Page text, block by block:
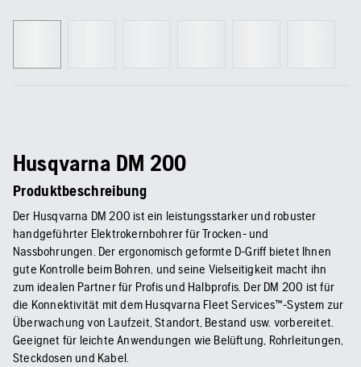
Husqvarna DM 200
Produktbeschreibung
Der Husqvarna DM 200 ist ein leistungsstarker und robuster
handgeführter Elektrokernbohrer für Trocken- und
Nassbohrungen. Der ergonomisch geformte D-Griff bietet Ihnen
gute Kontrolle beim Bohren, und seine Vielseitigkeit macht ihn
zum idealen Partner für Profis und Halbprofis. Der DM 200 ist für
die Konnektivität mit dem Husqvarna Fleet Services™-System zur
Überwachung von Laufzeit, Standort, Bestand usw. vorbereitet.
Geeignet für leichte Anwendungen wie Belüftung, Rohrleitungen,
Steckdosen und Kabel.